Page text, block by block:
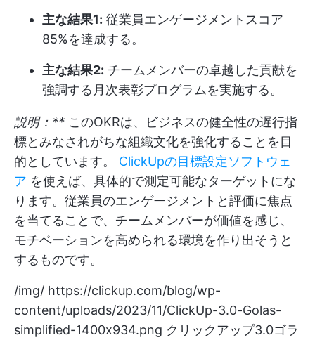
主な結果1: 従業員エンゲージメントスコア
85%を達成する。
主な結果2: チームメンバーの卓越した貢献を
強調する月次表彰プログラムを実施する。
説明：** このOKRは、ビジネスの健全性の遅行指
標とみなされがちな組織文化を強化することを目
的としています。 ClickUpの目標設定ソフトウェ
ア を使えば、具体的で測定可能なターゲットにな
ります。従業員のエンゲージメントと評価に焦点
を当てることで、チームメンバーが価値を感じ、
モチベーションを高められる環境を作り出そうと
するものです。
/img/ https://clickup.com/blog/wp-
content/uploads/2023/11/ClickUp-3.0-Golas-
simplified-1400x934.png クリックアップ3.0ゴラ